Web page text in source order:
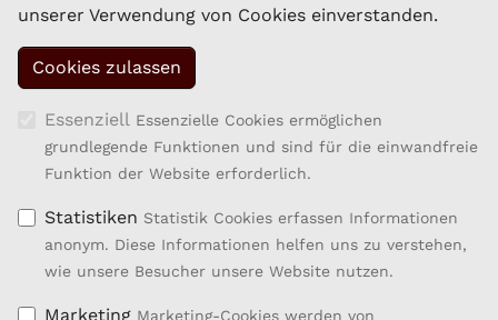
unserer Verwendung von Cookies einverstanden.
Essenziell Essenzielle Cookies ermöglichen
grundlegende Funktionen und sind für die einwandfreie
Funktion der Website erforderlich.
Statistiken Statistik Cookies erfassen Informationen
anonym. Diese Informationen helfen uns zu verstehen,
wie unsere Besucher unsere Website nutzen.
Marketing Marketing-Cookies werden von
Schaf- und Ziegenzucht Tirol eGen
Brixner Straße 1
6020 Innsbruck
Tel.: 059/292-1861
Fax: 059/292-1869
kompetenzzentrum.sz@lk-tirol.at